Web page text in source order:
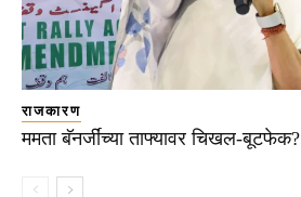
राजकारण
ममता बॅनर्जींच्या ताफ्यावर चिखल-बूटफेक?